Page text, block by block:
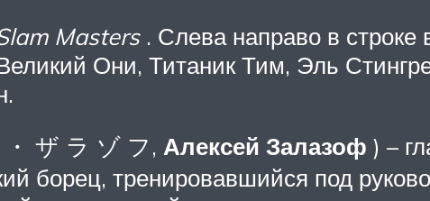
Masters. Слева направо в строке
Они, Титаник Тим, Эль
ザ ラ ゾ フ, Алексей Залазоф ) –
борец, тренировавшийся под